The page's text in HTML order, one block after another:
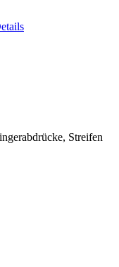
Streifen